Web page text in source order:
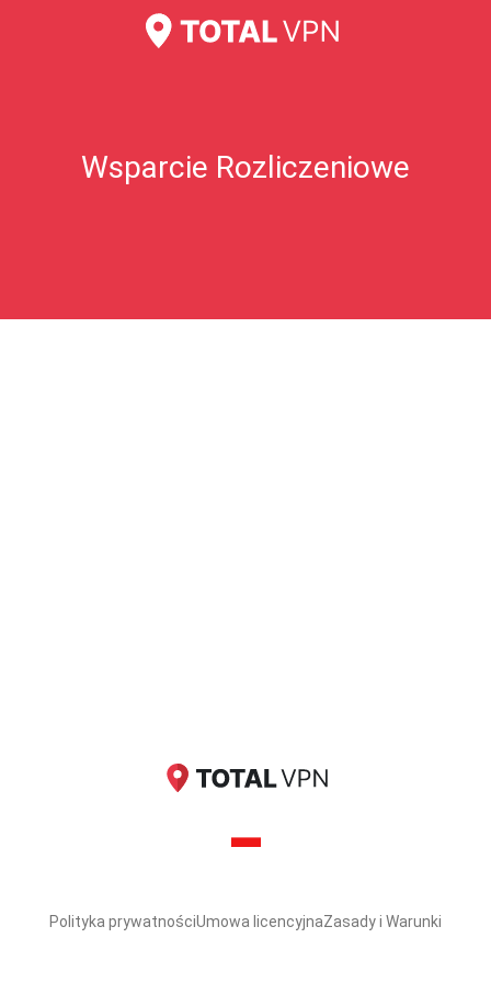
Wsparcie Rozliczeniowe
Chyba zapłaciłem za dużo?
Polityka prywatnościUmowa licencyjnaZasady i Warunki